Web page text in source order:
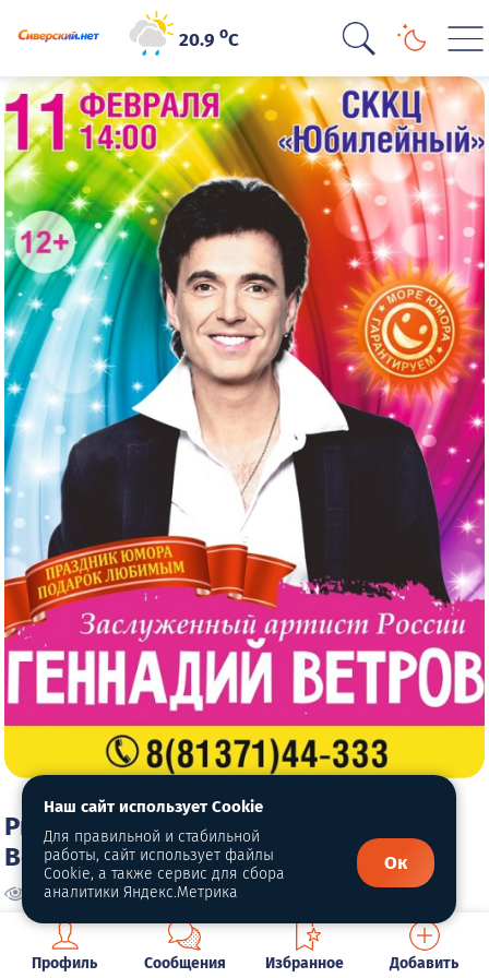
20.9oC
ProВетривание - концерт Геннадия
Ветрова
2000 0 отзывов
Вокзальная улица 12
Профиль Сообщения Избранное Добавить
Наш сайт использует Cookie
Для правильной и стабильной
работы, сайт использует файлы
Cookie, а также сервис для сбора
аналитики Яндекс.Метрика
Ок